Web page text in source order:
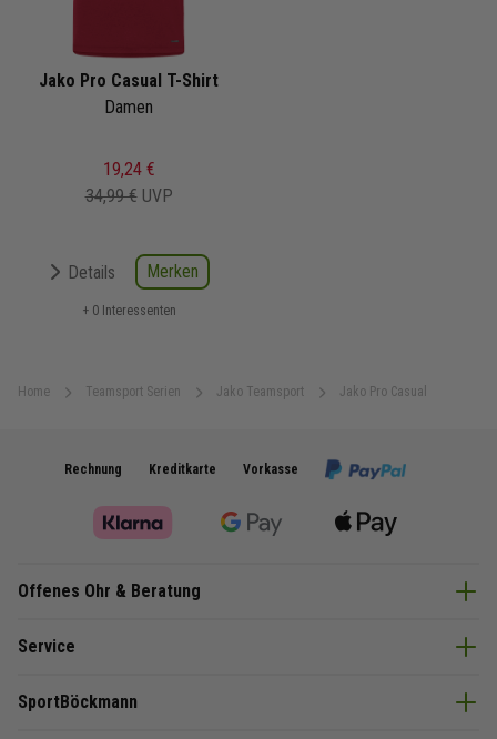
Home Teamsport Serien Jako Teamsport Jako Pro Casual
Jako Pro Casual T-Shirt
Damen
19,24 €
34,99 € UVP
Details Merken
+ 0 Interessenten
Rechnung Kreditkarte Vorkasse
Offenes Ohr & Beratung
Service
SportBöckmann